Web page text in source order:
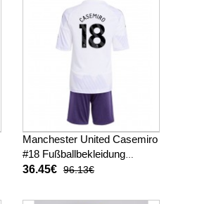
Manchester United Casemiro
#18 Fußballbekleidung
Auswärtstrikot Kinder 2025-
36.45€ 96.13€